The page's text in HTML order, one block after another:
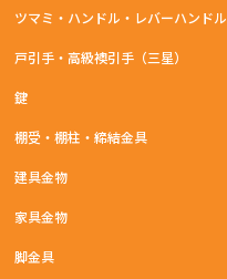
ツマミ・ハンドル・レバーハンドル
戸引手・高級襖引手（三星）
鍵
棚受・棚柱・締結金具
建具金物
家具金物
脚金具